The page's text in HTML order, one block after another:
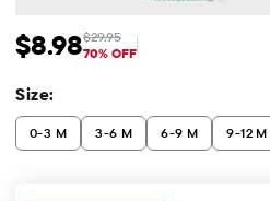
Precio de venta: $8.98
$8.98 Precio original: $29.95
$29.95
70% OFF
Size:
0-3 M 3-6 M 6-9 M 9-12 M